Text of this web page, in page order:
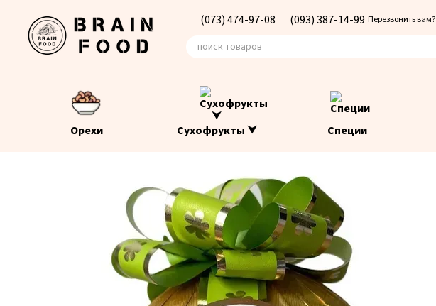
(073) 474-97-08 (093) 387-14-99 Перезвонить вам?
Орехи Сухофрукты ⮟ Специи